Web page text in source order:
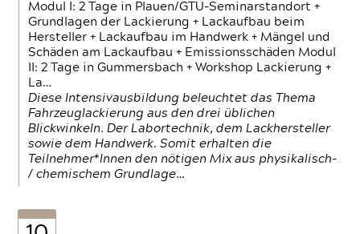
Modul I: 2 Tage in Plauen/GTÜ-Seminarstandort +
Grundlagen der Lackierung + Lackaufbau beim
Hersteller + Lackaufbau im Handwerk + Mängel und
Schäden am Lackaufbau + Emissionsschäden Modul
II: 2 Tage in Gummersbach + Workshop Lackierung +
La…
Diese Intensivausbildung beleuchtet das Thema
Fahrzeuglackierung aus den drei üblichen
Blickwinkeln. Der Labortechnik, dem Lackhersteller
sowie dem Handwerk. Somit erhalten die
Teilnehmer*Innen den nötigen Mix aus physikalisch-
/ chemischem Grundlage…